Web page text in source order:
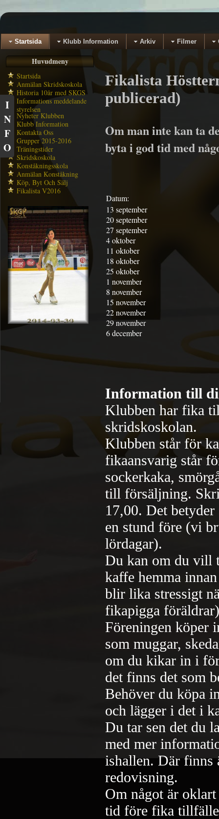
Startsida Klubb Information Arkiv Filmer
Huvudmeny
Startsida
Anmälan Skridskoskola
Historia 10år med SKGS
Informations meddelande
styrelsen
Nyheter Klubben
Klubb Information
Kontakta Oss
Grupper 2015-2016
Träningstider
Skridskoskola
Konståkningsskola
Anmälan Konståkning
Köp, Byt Och Sälj
Fikalista V2016
Fikalista
publicerad)
Om man inte kan ta
byta i god tid med
Datum:
13 september
20 september
27 september
4 oktober
11 oktober
18 oktober
25 oktober
1 november
8 november
15 november
22 november
29 november
6 december
Information till
Klubben har fika
skridskoskolan.
Klubben står för
fikaansvarig står
sockerkaka,
till försäljning.
17,00. Det
en stund före (vi
lördagar).
Du kan om du vill
kaffe hemma
blir lika stressigt
fikapigga
Föreningen köper
som muggar,
om du kikar in i
det finns det som
Behöver du köpa
och lägger i det i
Du tar sen det du
med mer
ishallen. Där finns
redovisning.
Om något är
tid före fika
I
N
F
O